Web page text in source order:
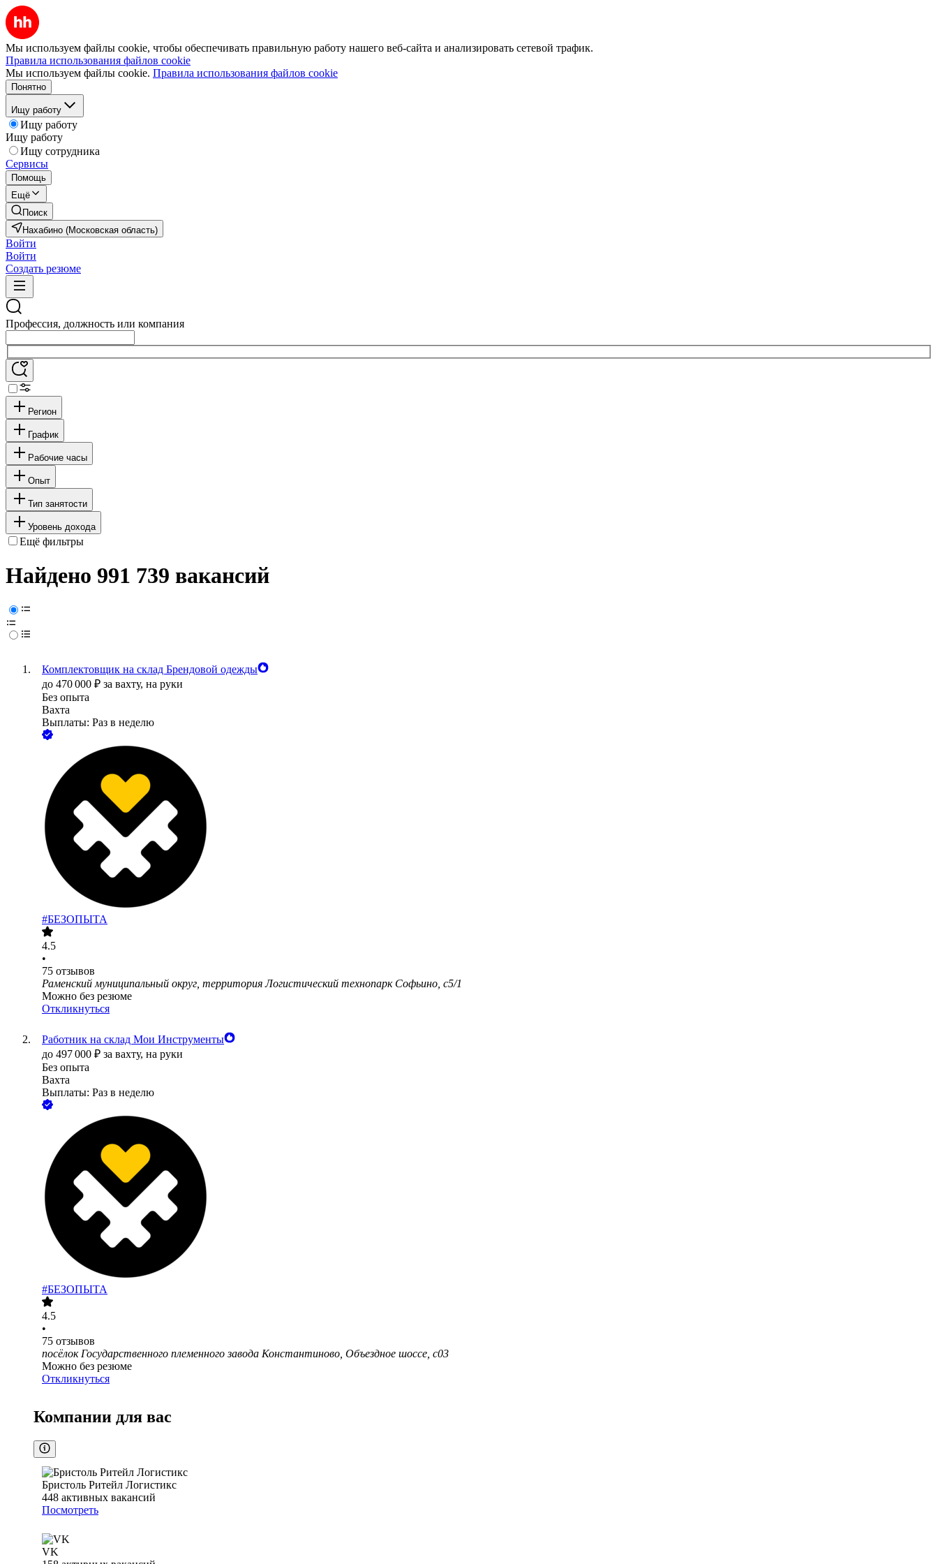
Мы используем файлы cookie, чтобы обеспечивать правильную работу нашего веб-сайта и анализировать сетевой трафик.
Правила использования файлов cookie
Мы используем файлы cookie. Правила использования файлов cookie
Понятно
Ищу работу
Ищу работу
Ищу работу
Ищу сотрудника
Сервисы
Помощь
Ещё
Поиск
Нахабино (Московская область)
Войти
Войти
Создать резюме
Профессия, должность или компания
Регион
График
Рабочие часы
Опыт
Тип занятости
Уровень дохода
Ещё фильтры
Найдено 991 739 вакансий
Комплектовщик на склад Брендовой одежды
до 470 000 ₽ за вахту, на руки
Без опыта
Вахта
Выплаты: Раз в неделю
#БЕЗОПЫТА
4.5
•
75 отзывов
Раменский муниципальный округ, территория Логистический технопарк Софьино, с5/1
Можно без резюме
Откликнуться
Работник на склад Мои Инструменты
до 497 000 ₽ за вахту, на руки
Без опыта
Вахта
Выплаты: Раз в неделю
#БЕЗОПЫТА
4.5
•
75 отзывов
посёлок Государственного племенного завода Константиново, Объездное шоссе, с03
Можно без резюме
Откликнуться
Компании для вас
Бристоль Ритейл Логистикс
448 активных вакансий
Посмотреть
VK